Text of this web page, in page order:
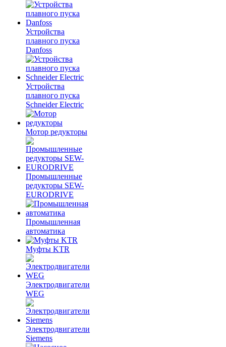
Устройства
плавного пуска
Danfoss
Устройства
плавного пуска
Schneider Electric
Мотор редукторы
Промышленные
редукторы SEW-
EURODRIVE
Промышленная
автоматика
Муфты KTR
Электродвигатели
WEG
Электродвигатели
Siemens